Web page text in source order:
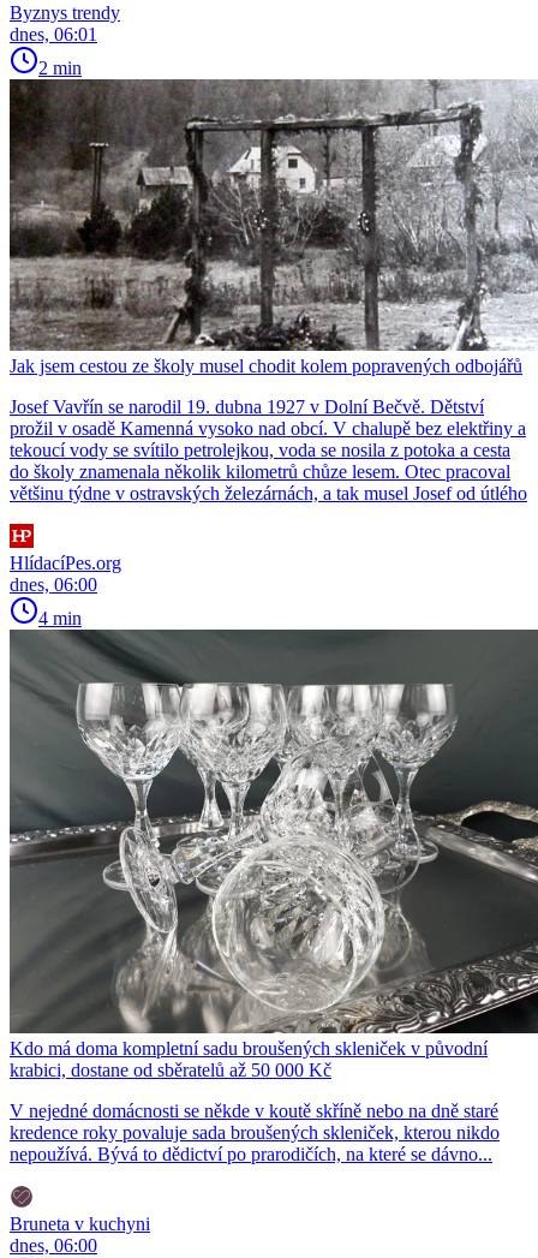
Byznys trendy
dnes, 06:01
2 min
Jak jsem cestou ze školy musel chodit kolem popravených odbojářů
Josef Vavřín se narodil 19. dubna 1927 v Dolní Bečvě. Dětství
prožil v osadě Kamenná vysoko nad obcí. V chalupě bez elektřiny a
tekoucí vody se svítilo petrolejkou, voda se nosila z potoka a cesta
do školy znamenala několik kilometrů chůze lesem. Otec pracoval
většinu týdne v ostravských železárnách, a tak musel Josef od útlého
HlídacíPes.org
dnes, 06:00
4 min
Kdo má doma kompletní sadu broušených skleniček v původní
krabici, dostane od sběratelů až 50 000 Kč
V nejedné domácnosti se někde v koutě skříně nebo na dně staré
kredence roky povaluje sada broušených skleniček, kterou nikdo
nepoužívá. Bývá to dědictví po prarodičích, na které se dávno...
Bruneta v kuchyni
dnes, 06:00